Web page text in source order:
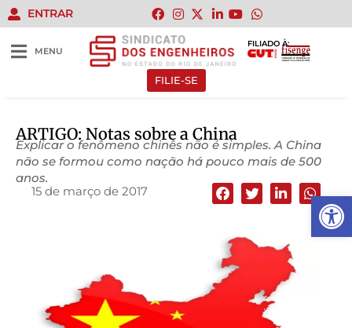
Abrir
ENTRAR
MENU
FILIADO À:
FILIE-SE
ARTIGO: Notas sobre a China
Explicar o fenômeno chinês não é simples. A China
não se formou como nação há pouco mais de 500
anos.
15 de março de 2017